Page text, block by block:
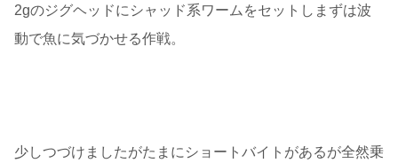
2gのジグヘッドにシャッド系ワームをセットしまずは波
動で魚に気づかせる作戦。
少しつづけましたがたまにショートバイトがあるが全然乗